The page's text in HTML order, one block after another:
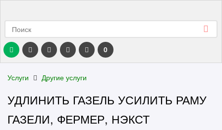
0
Услуги Другие услуги
УДЛИНИТЬ ГАЗЕЛЬ УСИЛИТЬ РАМУ
ГАЗЕЛИ, ФЕРМЕР, НЭКСТ